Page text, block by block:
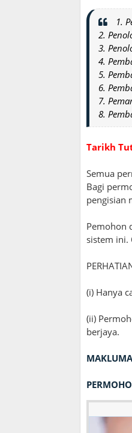
1.
2.
3.
4.
5.
6.
7.
8.
Tarikh
Semua
Bagi
pengisian
Pemohon
sistem ini.
(i) Hanya
(ii)
berjaya.